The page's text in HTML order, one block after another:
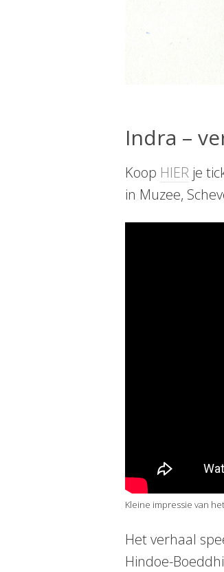
Indra –
Koop HIER je
in Muzee,
Kleine impressie van
Het verhaal
Hindoe-